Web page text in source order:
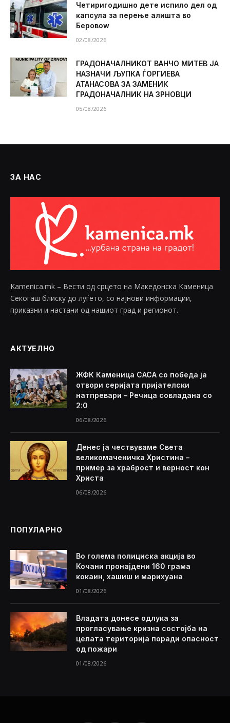
Четиригодишно дете испило дел од
капсула за перење алишта во
Беровоw
02/08/2026
ГРАДОНАЧАЛНИКОТ ВАНЧО МИТЕВ ЈА
НАЗНАЧИ ЉУПКА ЃОРГИЕВА
АТАНАСОВА ЗА ЗАМЕНИК
ГРАДОНАЧАЛНИК НА ЗРНОВЦИ
05/08/2026
ЗА НАС
Kamenica.mk – Вести од срцето на Македонска Каменица
Секогаш блиску до луѓето, со најнови информации,
приказни и настани од нашиот град и регионот.
АКТУЕЛНО
ЖФК Каменица САСА со победа ја
отвори серијата пријателски
натпревари – Речица совладана со
2:0
06/08/2026
Денес ја чествуваме Света
великомаченичка Христина –
пример за храброст и верност кон
Христа
06/08/2026
ПОПУЛАРНО
Во голема полициска акција во
Кочани пронајдени 160 грама
кокаин, хашиш и марихуана
01/08/2026
Владата донесе одлука за
прогласување кризна состојба на
целата територија поради опасност
од пожари
01/08/2026